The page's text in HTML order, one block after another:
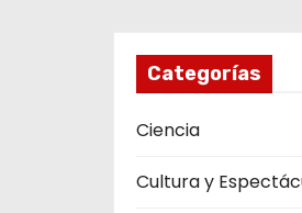
Categorías
Ciencia
Cultura y